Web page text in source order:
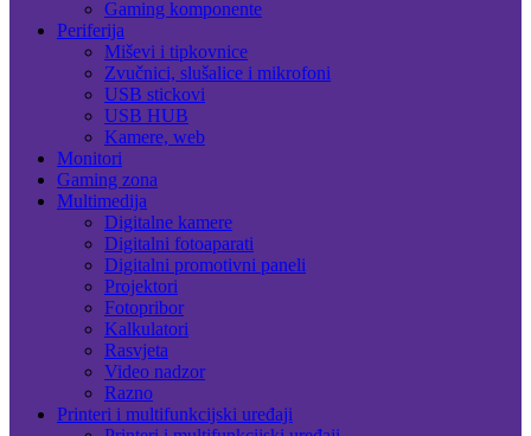
Gaming komponente
Periferija
Miševi i tipkovnice
Zvučnici, slušalice i mikrofoni
USB stickovi
USB HUB
Kamere, web
Monitori
Gaming zona
Multimedija
Digitalne kamere
Digitalni fotoaparati
Digitalni promotivni paneli
Projektori
Fotopribor
Kalkulatori
Rasvjeta
Video nadzor
Razno
Printeri i multifunkcijski uređaji